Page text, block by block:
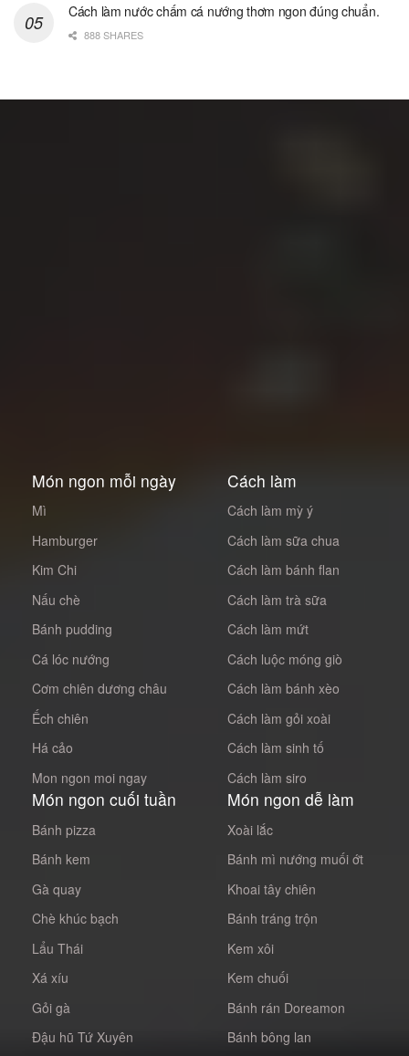
Cách làm nước chấm cá nướng thơm ngon đúng chuẩn.
888 SHARES
Món ngon mỗi ngày
Mì
Hamburger
Kim Chi
Nấu chè
Bánh pudding
Cá lóc nướng
Cơm chiên dương châu
Ếch chiên
Há cảo
Mon ngon moi ngay
Cách làm
Cách làm mỳ ý
Cách làm sữa chua
Cách làm bánh flan
Cách làm trà sữa
Cách làm mứt
Cách luộc móng giò
Cách làm bánh xèo
Cách làm gỏi xoài
Cách làm sinh tố
Cách làm siro
Món ngon cuối tuần
Bánh pizza
Bánh kem
Gà quay
Chè khúc bạch
Lẩu Thái
Xá xíu
Gỏi gà
Đậu hũ Tứ Xuyên
Món ngon dễ làm
Xoài lắc
Bánh mì nướng muối ớt
Khoai tây chiên
Bánh tráng trộn
Kem xôi
Kem chuối
Bánh rán Doreamon
Bánh bông lan